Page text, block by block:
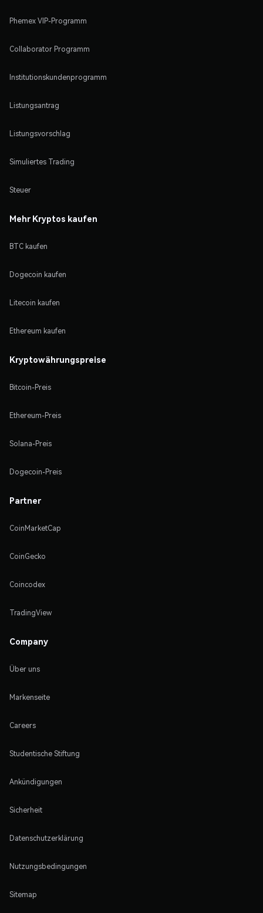
Phemex VIP-Programm
Collaborator Programm
Institutionskundenprogramm
Listungsantrag
Listungsvorschlag
Simuliertes Trading
Steuer
Mehr Kryptos kaufen
BTC kaufen
Dogecoin kaufen
Litecoin kaufen
Ethereum kaufen
Kryptowährungspreise
Bitcoin-Preis
Ethereum-Preis
Solana-Preis
Dogecoin-Preis
Partner
CoinMarketCap
CoinGecko
Coincodex
TradingView
Company
Über uns
Markenseite
Careers
Studentische Stiftung
Ankündigungen
Sicherheit
Datenschutzerklärung
Nutzungsbedingungen
Sitemap